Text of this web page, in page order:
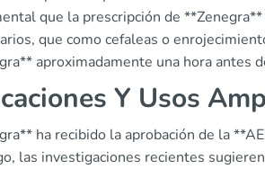
que la prescripción de
que como cefaleas o
aproximadamente una hora antes
Y Usos
ha recibido la aprobación de la
las investigaciones recientes